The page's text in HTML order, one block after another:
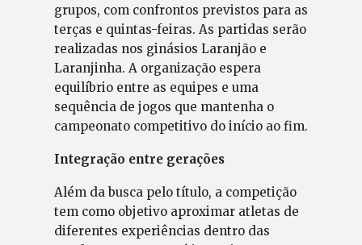
grupos, com confrontos previstos para as
terças e quintas-feiras. As partidas serão
realizadas nos ginásios Laranjão e
Laranjinha. A organização espera
equilíbrio entre as equipes e uma
sequência de jogos que mantenha o
campeonato competitivo do início ao fim.
Integração entre gerações
Além da busca pelo título, a competição
tem como objetivo aproximar atletas de
diferentes experiências dentro das